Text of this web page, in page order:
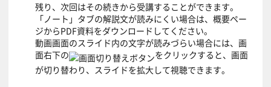
残り、次回はその続きから受講することができます。
「ノート」タブの解説文が読みにくい場合は、概要ペー
ジからPDF資料をダウンロードしてください。
動画画面のスライド内の文字が読みづらい場合には、画
面右下の
をクリックすると、画面
が切り替わり、スライドを拡大して視聴できます。